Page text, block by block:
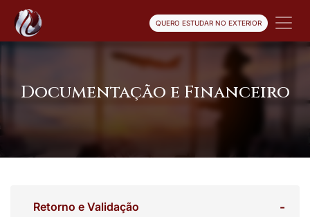
QUERO ESTUDAR NO EXTERIOR
Documentação e Financeiro
Retorno e Validação